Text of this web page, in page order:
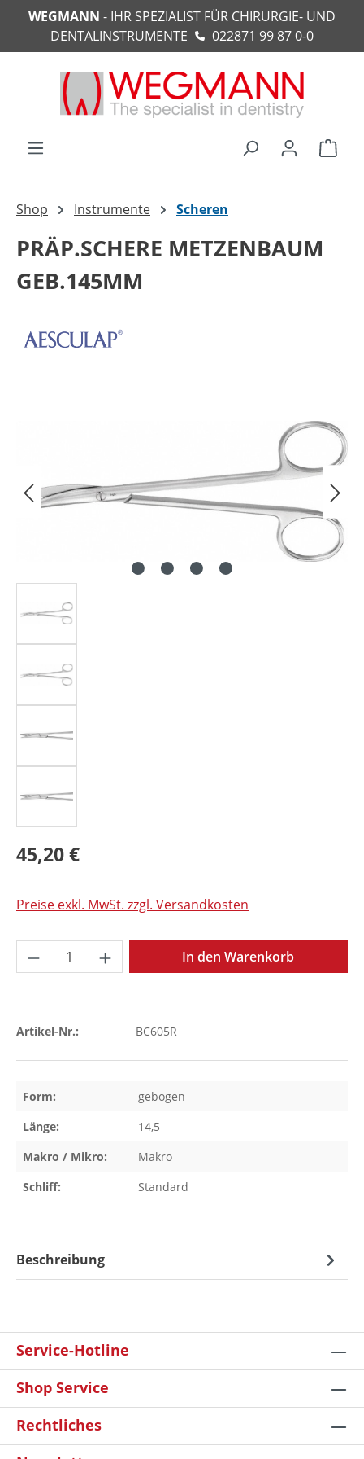
springen
WEGMANN - IHR SPEZIALIST FÜR CHIRURGIE- UND
DENTALINSTRUMENTE
022871 99 87 0-0
Shop Instrumente Scheren
PRÄP.SCHERE METZENBAUM
GEB.145MM
45,20 €
Preise exkl. MwSt. zzgl. Versandkosten
Produkt Anzahl: Gib den gewünschten
In den Warenkorb
Artikel-Nr.: BC605R
Form:
gebogen
Länge:
14,5
Makro / Mikro:
Makro
Schliff:
Standard
Beschreibung
Service-Hotline
Shop Service
Rechtliches